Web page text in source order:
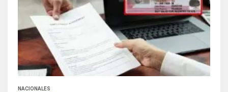
NACIONALES